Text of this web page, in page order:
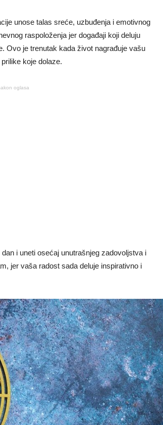
unose talas sreće, uzbuđenja i emotivnog
raspoloženja jer događaji koji deluju
Ovo je trenutak kada život nagrađuje vašu
koje dolaze.
oglasa
i uneti osećaj unutrašnjeg zadovoljstva i
jer vaša radost sada deluje inspirativno i